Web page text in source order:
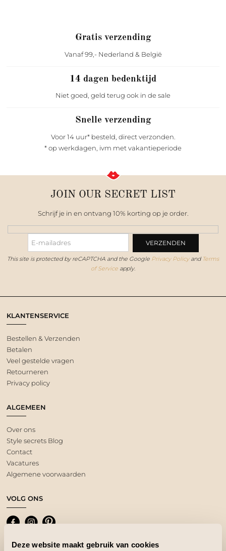
Deze website maakt gebruik van cookies
Gratis verzending
Vanaf 99,- Nederland & België
14 dagen bedenktijd
Niet goed, geld terug ook in de sale
Snelle verzending
Voor 14 uur* besteld, direct verzonden.
* op werkdagen, ivm met vakantieperiode
JOIN OUR SECRET LIST
Schrijf je in en ontvang 10% korting op je order.
This site is protected by reCAPTCHA and the Google Privacy Policyand Terms
of Service apply.
KLANTENSERVICE
Bestellen & Verzenden
Betalen
Veel gestelde vragen
Retourneren
Privacy policy
ALGEMEEN
Over ons
Style secrets Blog
Contact
Vacatures
Algemene voorwaarden
VOLG ONS